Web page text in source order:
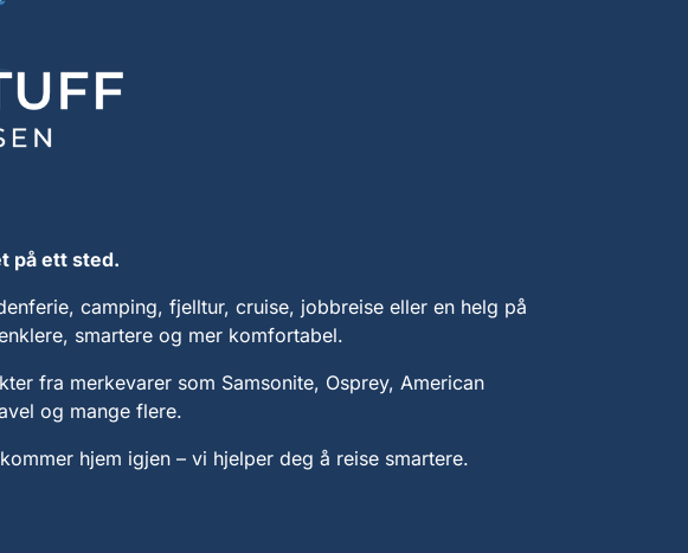
på ett sted.
camping, fjelltur, cruise, jobbreise eller en helg på
smartere og mer komfortabel.
fra merkevarer som Samsonite, Osprey, American
og mange flere.
hjem igjen – vi hjelper deg å reise smartere.